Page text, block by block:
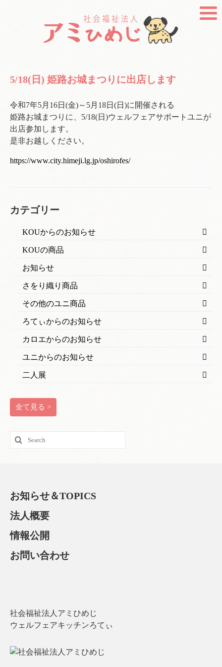
5/18(日) 姫路お城まつりに出店します
令和7年5月16日(金)～5月18日(日)に開催される
姫路お城まつりに、5/18(日)ウェルフェアサポートユニが
出店参加します。
是非お越しください。
https://www.city.himeji.lg.jp/oshirofes/
カテゴリー
KOUからのお知らせ
KOUの商品
お知らせ
さをり織り商品
その他のユニ商品
ろてぃからのお知らせ
カロエからのお知らせ
ユニからのお知らせ
二人展
全て見る >
Search
for:
お知らせ＆TOPICS
法人概要
情報公開
お問い合わせ
社会福祉法人アミひめじ
ウェルフェアキッチンろてぃ